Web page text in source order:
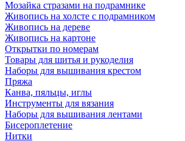
Мозайка стразами на подрамнике
Живопись на холсте с подрамником
Живопись на дереве
Живопись на картоне
Открытки по номерам
Товары для шитья и рукоделия
Наборы для вышивания крестом
Пряжа
Канва, пяльцы, иглы
Инструменты для вязания
Наборы для вышивания лентами
Бисероплетение
Нитки